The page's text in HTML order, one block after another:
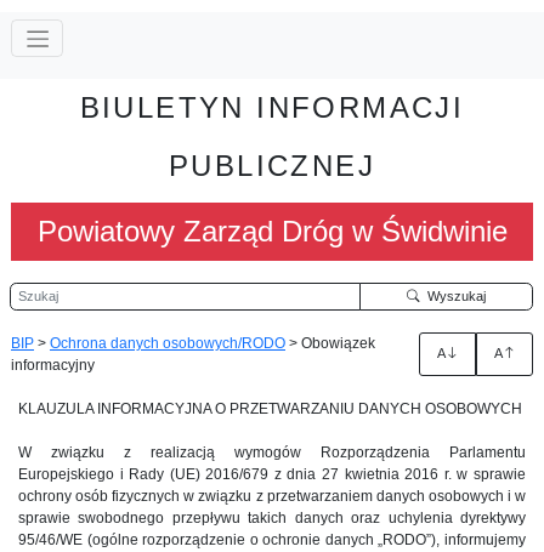
BIULETYN INFORMACJI
PUBLICZNEJ
Powiatowy Zarząd Dróg w Świdwinie
Szukaj Wyszukaj
BIP > Ochrona danych osobowych/RODO > Obowiązek
informacyjny
A A
KLAUZULA INFORMACYJNA O PRZETWARZANIU DANYCH OSOBOWYCH
W związku z realizacją wymogów Rozporządzenia Parlamentu
Europejskiego i Rady (UE) 2016/679 z dnia 27 kwietnia 2016 r. w sprawie
ochrony osób fizycznych w związku z przetwarzaniem danych osobowych i w
sprawie swobodnego przepływu takich danych oraz uchylenia dyrektywy
95/46/WE (ogólne rozporządzenie o ochronie danych „RODO”), informujemy